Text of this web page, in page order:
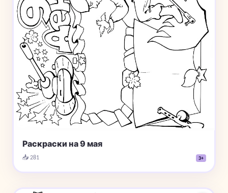
Раскраски на 9 мая
📥 281 3+